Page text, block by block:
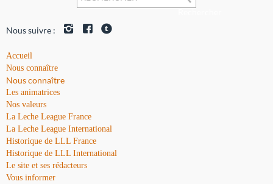
Nous suivre :
Accueil
Nous connaître
Nous connaître
Les animatrices
Nos valeurs
La Leche League France
La Leche League International
Historique de LLL France
Historique de LLL International
Le site et ses rédacteurs
Vous informer